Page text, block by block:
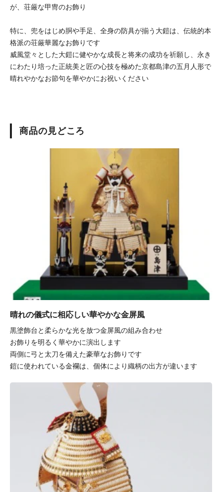
が、荘厳な甲冑のお飾り
特に、兜をはじめ胴や手足、全身の防具が揃う大鎧は、伝統的本
格派の荘厳華麗なお飾りです
威風堂々とした大鎧に健やかな成長と将来の成功を祈願し、永き
にわたり培った正統美と匠の心技を極めた京都島津の五月人形で
晴れやかなお節句を華やかにお祝いください
商品の見どころ
晴れの儀式に相応しい華やかな金屏風
黒塗飾台と柔らかな光を放つ金屏風の組み合わせ
お飾りを明るく華やかに演出します
両側に弓と太刀を備えた豪華なお飾りです
鎧に使われている金襴は、個体により織柄の出方が違います